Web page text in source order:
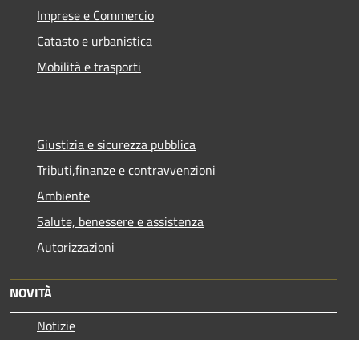
Imprese e Commercio
Catasto e urbanistica
Mobilità e trasporti
Giustizia e sicurezza pubblica
Tributi,finanze e contravvenzioni
Ambiente
Salute, benessere e assistenza
Autorizzazioni
NOVITÀ
Notizie